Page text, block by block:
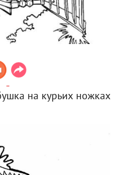
на курьих ножках